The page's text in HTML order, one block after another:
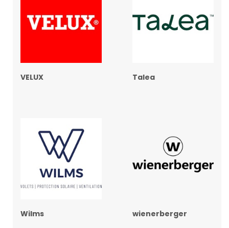
VELUX Talea
Wilms wienerberger